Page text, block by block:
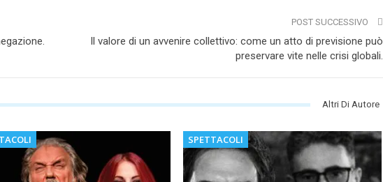
POST SUCCESSIVO
Il valore di un avvenire collettivo: come un atto di previsione può
preservare vite nelle crisi globali.
Altri Di Autore
SPETTACOLI